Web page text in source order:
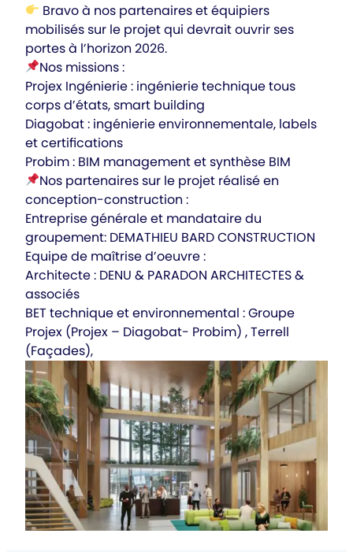
Bravo à nos partenaires et équipiers
mobilisés sur le projet qui devrait ouvrir ses
portes à l’horizon 2026.
Nos missions :
Projex Ingénierie : ingénierie technique tous
corps d’états, smart building
Diagobat : ingénierie environnementale, labels
et certifications
Probim : BIM management et synthèse BIM
Nos partenaires sur le projet réalisé en
conception-construction :
Entreprise générale et mandataire du
groupement: DEMATHIEU BARD CONSTRUCTION
Equipe de maîtrise d’oeuvre :
Architecte : DENU & PARADON ARCHITECTES &
associés
BET technique et environnemental : Groupe
Projex (Projex – Diagobat- Probim) , Terrell
(Façades),